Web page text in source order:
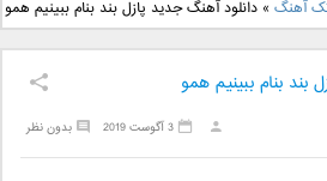
2
یاسینی بنام دورترین نزدیک
آهنگ »دانلود آهنگ جدید پازل بند بنام ببینیم همو
بند بنام ببینیم همو
بدون نظر 3 آگوست 2019